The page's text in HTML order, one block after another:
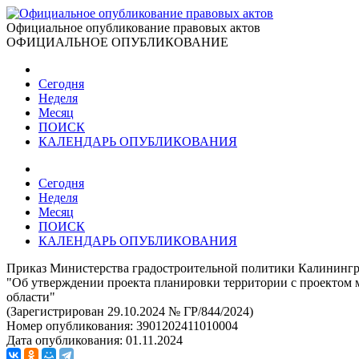
Официальное опубликование правовых актов
ОФИЦИАЛЬНОЕ ОПУБЛИКОВАНИЕ
Сегодня
Неделя
Месяц
ПОИСК
КАЛЕНДАРЬ ОПУБЛИКОВАНИЯ
Сегодня
Неделя
Месяц
ПОИСК
КАЛЕНДАРЬ ОПУБЛИКОВАНИЯ
Приказ Министерства градостроительной политики
"Об утверждении проекта планировки территории с
области"
(Зарегистрирован 29.10.2024 № ГР/844/2024)
Номер опубликования: 3901202411010004
Дата опубликования: 01.11.2024